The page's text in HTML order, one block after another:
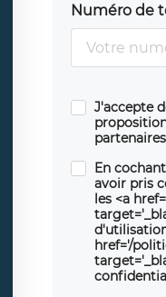
Numéro de
J'accepte
partenaires
En
avoir pris
les <a
href='/